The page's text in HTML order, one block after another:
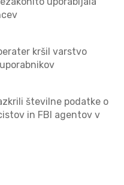
kršil varstvo
številne podatke o
in FBI agentov v